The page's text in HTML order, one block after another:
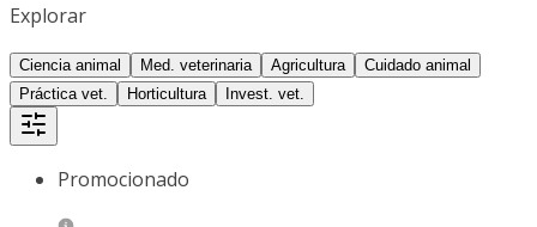
Explorar
Ciencia animal Med. veterinaria Agricultura
Cuidado animal
Práctica vet.
Horticultura Invest. vet.
Promocionado